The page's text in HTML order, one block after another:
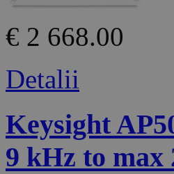
€ 2 668.00
Detalii
Keysight
9 kHz to max